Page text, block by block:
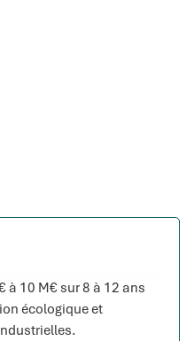
à 10 M€ sur 8 à 12 ans
écologique et